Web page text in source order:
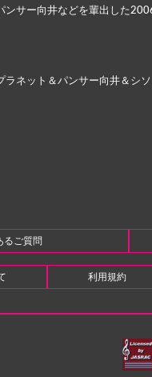
ンサー向井などを輩出した
ラネット＆パンサー向井＆シ
るご質問
利用規約